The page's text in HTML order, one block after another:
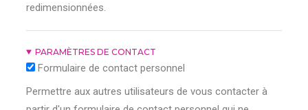
redimensionnées.
PARAMÈTRES DE CONTACT
Formulaire de contact personnel
Permettre aux autres utilisateurs de vous contacter à